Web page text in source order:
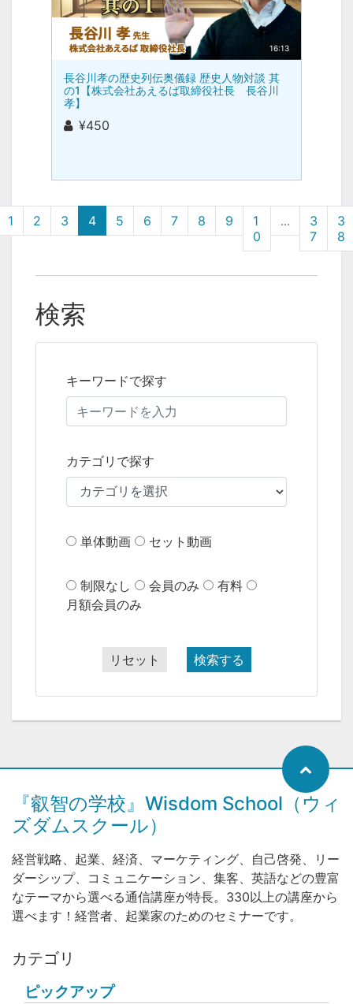
16:13
長谷川孝の歴史列伝奥儀録 歴史人物対談 其
の1【株式会社あえるば取締役社長 長谷川
孝】
¥450
1 2 3 4 5 6 7 8 9
1
0
...
3
7
3
8
検索
キーワードで探す
カテゴリで探す
単体動画 セット動画
制限なし 会員のみ
有料
月額会員のみ
リセット 検索する
『叡智の学校』Wisdom School（ウィ
ズダムスクール）
経営戦略、起業、経済、マーケティング、自己啓発、リー
ダーシップ、コミュニケーション、集客、英語などの豊富
なテーマから選べる通信講座が特長。330以上の講座から
選べます！経営者、起業家のためのセミナーです。
カテゴリ
ピックアップ